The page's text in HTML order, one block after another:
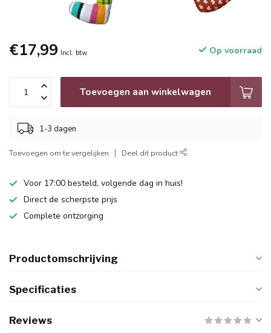
€17,99 Incl. btw Op voorraad
Toevoegen aan winkelwagen
1-3 dagen
Toevoegen om te vergelijken Deel dit product
Voor 17:00 besteld, volgende dag in huis!
Direct de scherpste prijs
Complete ontzorging
Productomschrijving
Specificaties
Reviews